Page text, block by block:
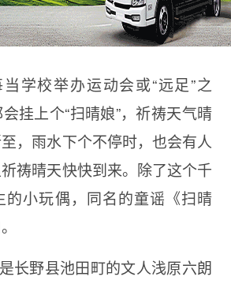
文史漫笔
学校举办运动会或“远足”之
挂上个“扫晴娘”，祈祷天气晴
，雨水下个不停时，也会有人
祷晴天快快到来。除了这个千
的小玩偶，同名的童谣《扫晴
长野县池田町的文人浅原六朗